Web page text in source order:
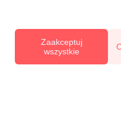
Zaakceptuj
wszystkie